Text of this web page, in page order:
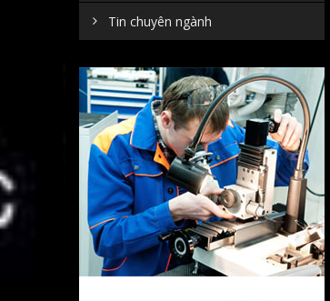
Tin chuyên ngành